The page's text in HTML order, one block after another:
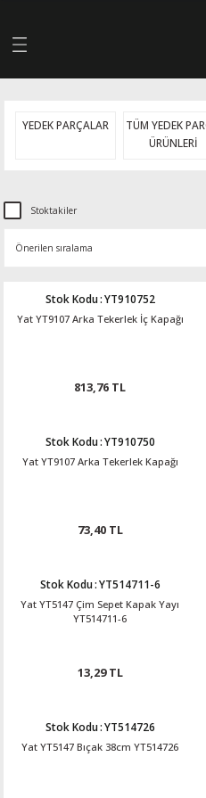
KASNAKLI ALTERNATÖRLER - 1500
YEDEK PARÇALAR
TÜM YEDEK
ÜRÜNLERİ
Stoktakiler
Stok Kodu:YT910752
Yat YT9107 Arka Tekerlek İç Kapağı
813,76 TL
Stok Kodu:YT910750
Yat YT9107 Arka Tekerlek Kapağı
73,40 TL
Stok Kodu:YT514711-6
Yat YT5147 Çim Sepet Kapak Yayı
YT514711-6
13,29 TL
Stok Kodu:YT514726
Yat YT5147 Bıçak 38cm YT514726